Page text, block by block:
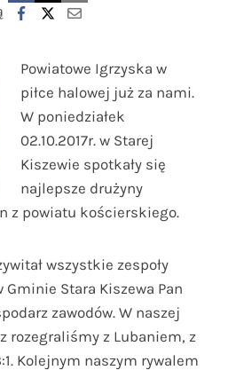
Powiatowe Igrzyska w
piłce halowej już za nami.
W poniedziałek
02.10.2017r. w Starej
Kiszewie spotkały się
najlepsze drużyny
z powiatu kościerskiego.
wszystkie zespoły
Gminie Stara Kiszewa Pan
zawodów. W naszej
rozegraliśmy z Lubaniem, z
Kolejnym naszym rywalem